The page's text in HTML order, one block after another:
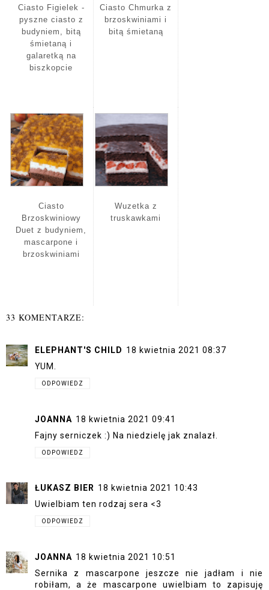
Ciasto Figielek -
pyszne ciasto z
budyniem, bitą
śmietaną i
galaretką na
biszkopcie
Ciasto Chmurka z
brzoskwiniami i
bitą śmietaną
Ciasto
Brzoskwiniowy
Duet z budyniem,
mascarpone i
brzoskwiniami
Wuzetka z
truskawkami
33 KOMENTARZE:
ELEPHANT'S CHILD 18 kwietnia 2021 08:37
YUM.
ODPOWIEDZ
JOANNA 18 kwietnia 2021 09:41
Fajny serniczek :) Na niedzielę jak znalazł.
ODPOWIEDZ
ŁUKASZ BIER 18 kwietnia 2021 10:43
Uwielbiam ten rodzaj sera <3
ODPOWIEDZ
JOANNA 18 kwietnia 2021 10:51
Sernika z mascarpone jeszcze nie jadłam i nie
robiłam, a że mascarpone uwielbiam to zapisuję